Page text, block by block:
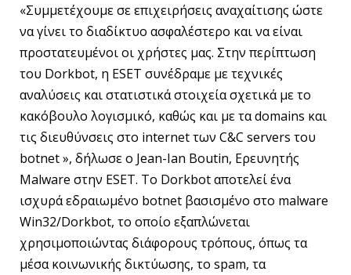
«Συμμετέχουμε σε επιχειρήσεις αναχαίτισης ώστε
να γίνει το διαδίκτυο ασφαλέστερο και να είναι
προστατευμένοι οι χρήστες μας. Στην περίπτωση
του Dorkbot, η ESET συνέδραμε με τεχνικές
αναλύσεις και στατιστικά στοιχεία σχετικά με το
κακόβουλο λογισμικό, καθώς και με τα domains και
τις διευθύνσεις στο internet των C&C servers του
botnet », δήλωσε ο Jean-Ian Boutin, Ερευνητής
Malware στην ESET. Το Dorkbot αποτελεί ένα
ισχυρά εδραιωμένο botnet βασισμένο στο malware
Win32/Dorkbot, το οποίο εξαπλώνεται
χρησιμοποιώντας διάφορους τρόπους, όπως τα
μέσα κοινωνικής δικτύωσης, το spam, τα